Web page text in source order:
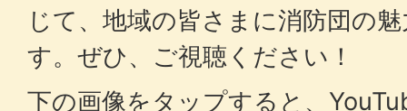
じて、地域の皆さまに消防団の
す。ぜひ、ご視聴ください！
下の画像をタップすると、